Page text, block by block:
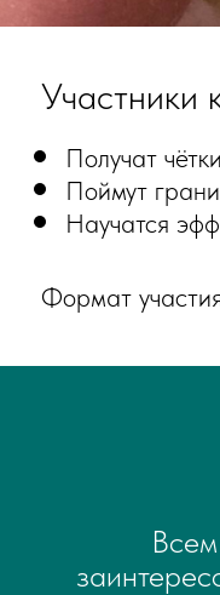
Участники
Получат
Поймут
Научатся
Формат